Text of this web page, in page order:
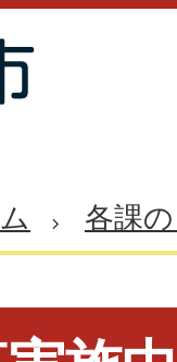
各課